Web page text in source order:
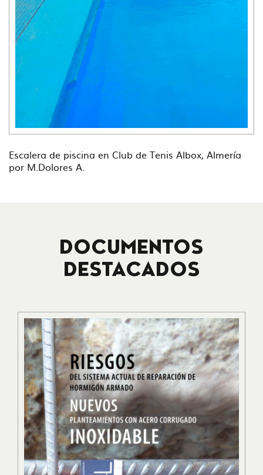
Escalera de piscina en Club de Tenis Albox, Almería
por M.Dolores A.
DOCUMENTOS
DESTACADOS